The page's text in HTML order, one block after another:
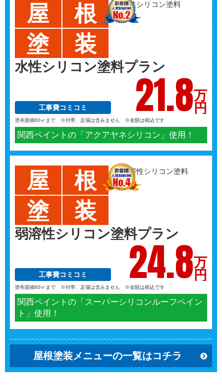
屋
根
塗
装
水性シリコン塗料プラン
工事費コミコミ 21.8万
円
塗布面積60㎡まで ※付帯、足場は含みません ※金額は税込です
関西ペイントの「アクアヤネシリコン」使用！
屋
根
塗
装
弱溶性シリコン塗料プラン
工事費コミコミ 24.8万
円
塗布面積60㎡まで ※付帯、足場は含みません ※金額は税込です
関西ペイントの「スーパーシリコンルーフペイン
ト」使用！
屋根塗装メニューの一覧はコチラ